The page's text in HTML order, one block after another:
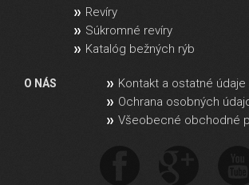
Revíry
Súkromné revíry
Katalóg bežných rýb
O NÁS
Kontakt a ostatné údaje
Ochrana osobných
Všeobecné obchodné